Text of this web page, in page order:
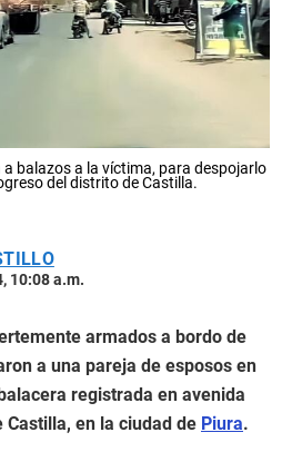
balazos a la víctima, para despojarlo
del distrito de Castilla.
10:08 a.m.
armados a bordo de
a una pareja de esposos en
registrada en avenida
en la ciudad de Piura.